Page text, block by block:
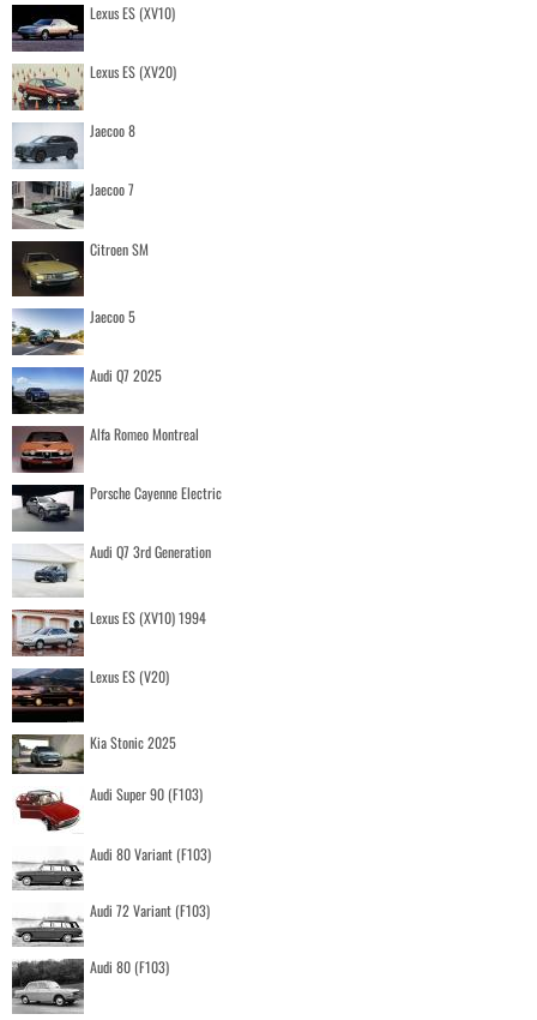
Lexus ES (XV10)
Lexus ES (XV20)
Jaecoo 8
Jaecoo 7
Citroen SM
Jaecoo 5
Audi Q7 2025
Alfa Romeo Montreal
Porsche Cayenne Electric
Audi Q7 3rd Generation
Lexus ES (XV10) 1994
Lexus ES (V20)
Kia Stonic 2025
Audi Super 90 (F103)
Audi 80 Variant (F103)
Audi 72 Variant (F103)
Audi 80 (F103)